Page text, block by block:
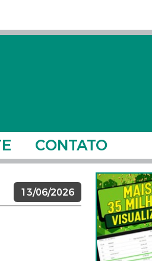
CONTATO
13/06/2026